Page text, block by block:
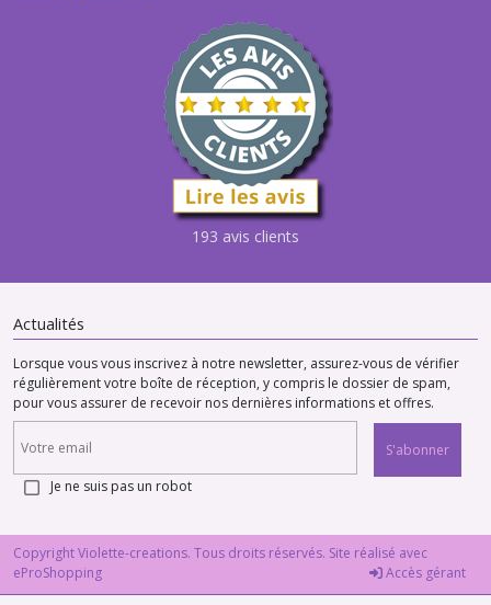
193 avis clients
Actualités
Lorsque vous vous inscrivez à notre newsletter, assurez-vous de vérifier
régulièrement votre boîte de réception, y compris le dossier de spam,
pour vous assurer de recevoir nos dernières informations et offres.
S'abonner
Je ne suis pas un robot
Copyright Violette-creations. Tous droits réservés. Site réalisé avec
eProShopping
Accès gérant